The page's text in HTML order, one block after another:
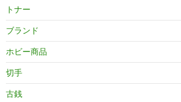
トナー
ブランド
ホビー商品
切手
古銭